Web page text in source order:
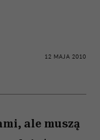
12 MAJA 2010
ale muszą